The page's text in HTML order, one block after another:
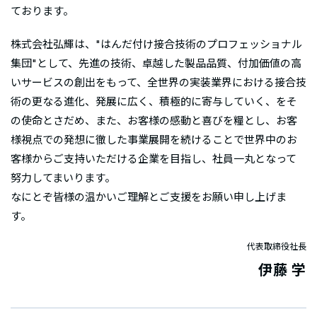
ております。
株式会社弘輝は、"はんだ付け接合技術のプロフェッショナル
集団"として、先進の技術、卓越した製品品質、付加価値の高
いサービスの創出をもって、全世界の実装業界における接合技
術の更なる進化、発展に広く、積極的に寄与していく、をそ
の使命とさだめ、また、お客様の感動と喜びを糧とし、お客
様視点での発想に徹した事業展開を続けることで世界中のお
客様からご支持いただける企業を目指し、社員一丸となって
努力してまいります。
なにとぞ皆様の温かいご理解とご支援をお願い申し上げま
す。
代表取締役社長
伊藤 学